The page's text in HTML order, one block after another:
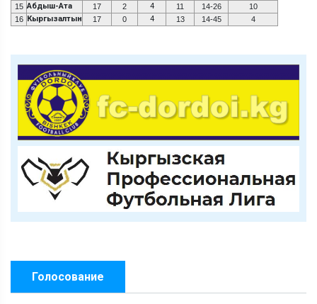
15 Абдыш-Ата 17 2 4 11 14-26
10
16 Кыргызалтын 17 0 4 13 14-45 4
Голосование